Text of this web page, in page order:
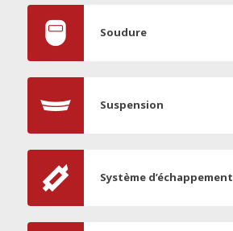
Soudure
Suspension
Système d’échappement